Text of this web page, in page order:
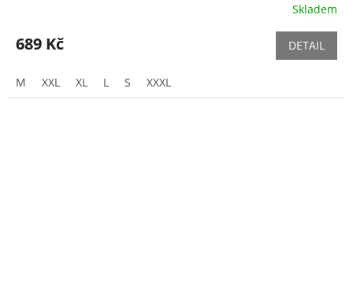
Skladem
689 Kč DETAIL
M XXL XL L S XXXL